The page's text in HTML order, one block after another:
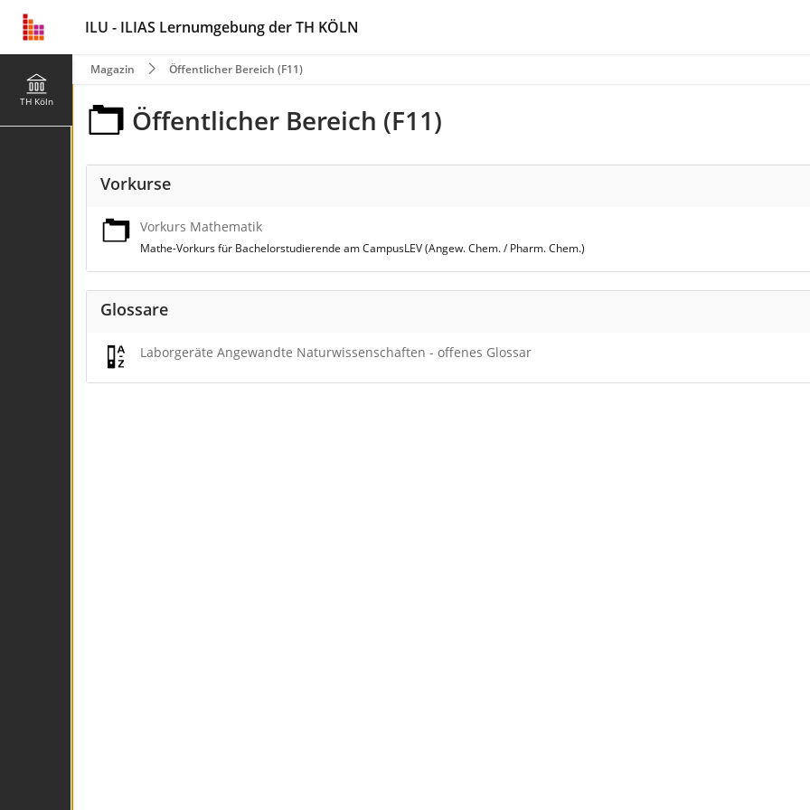
ILU - ILIAS Lernumgebung der TH KÖLN
TH Köln
Magazin Öffentlicher Bereich (F11)
Öffentlicher Bereich (F11)
Vorkurse
Vorkurs Mathematik
Mathe-Vorkurs für Bachelorstudierende am CampusLEV (Angew. Chem. / Pharm. Chem.)
Glossare
Laborgeräte Angewandte Naturwissenschaften - offenes Glossar